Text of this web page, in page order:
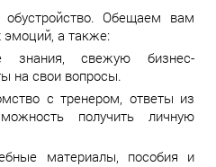
Обещаем вам
а также:
знания, свежую бизнес-
на свои вопросы.
с тренером, ответы из
получить личную
материалы, пособия и